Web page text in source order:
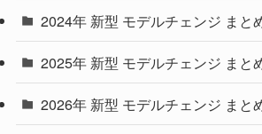
(4)
(9)
(4)
2024年 新型 モデルチェンジ まと
2025年 新型 モデルチェンジ まと
2026年 新型 モデルチェンジ まと